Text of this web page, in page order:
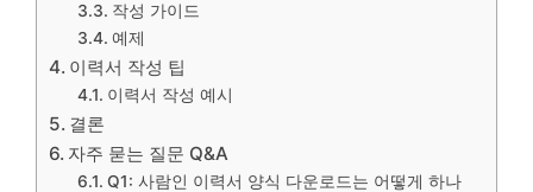
작성 가이드
예제
이력서 작성 팁
이력서 작성 예시
결론
자주 묻는 질문 Q&A
Q1: 사람인 이력서 양식 다운로드는 어떻게 하나